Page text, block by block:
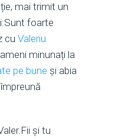
mai trimit un
foarte
cu Valeriu
minunați la
pe bune și abia
și tu